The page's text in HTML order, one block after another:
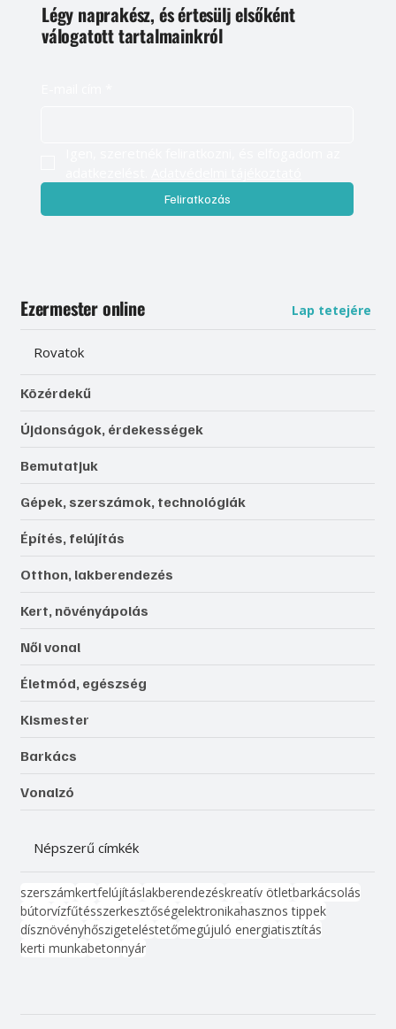
Légy naprakész, és értesülj elsőként
válogatott tartalmainkról
Feliratkozás
Ezermester online Lap tetejére
Rovatok
Közérdekű
Újdonságok, érdekességek
Bemutatjuk
Gépek, szerszámok, technológiák
Építés, felújítás
Otthon, lakberendezés
Kert, növényápolás
Női vonal
Életmód, egészség
Kismester
Barkács
Vonalzó
Népszerű címkék
szerszámkertfelújításlakberendezéskreatív ötletbarkácsolás
bútorvízfűtésszerkesztőségelektronikahasznos tippek
dísznövényhőszigeteléstetőmegújuló energiatisztítás
kerti munkabetonnyár